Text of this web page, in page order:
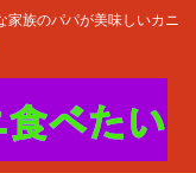
家族のパパが美味しいカニ